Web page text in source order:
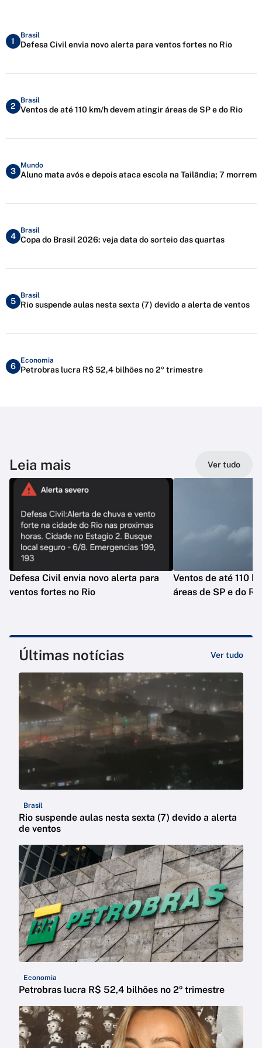
1
Brasil
Defesa Civil envia novo alerta para ventos fortes no Rio
2
Brasil
Ventos de até 110 km/h devem atingir áreas de SP e do Rio
3
Mundo
Aluno mata avós e depois ataca escola na Tailândia; 7 morrem
4
Brasil
Copa do Brasil 2026: veja data do sorteio das quartas
5
Brasil
Rio suspende aulas nesta sexta (7) devido a alerta de ventos
6
Economia
Petrobras lucra R$ 52,4 bilhões no 2º trimestre
Leia mais Ver tudo
Defesa Civil envia novo alerta para
ventos fortes no Rio
Ventos de até 110
áreas de SP e do Rio
Últimas notícias Ver tudo
Brasil
Rio suspende aulas nesta sexta (7) devido a alerta
de ventos
Economia
Petrobras lucra R$ 52,4 bilhões no 2º trimestre